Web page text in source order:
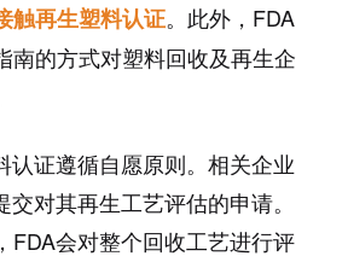
触再生塑料认证。此外，FDA
南的方式对塑料回收及再生企
认证遵循自愿原则。相关企业
对其再生工艺评估的申请。
FDA会对整个回收工艺进行评